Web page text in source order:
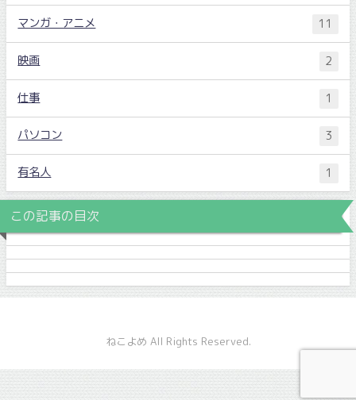
マンガ・アニメ 11
映画 2
仕事 1
パソコン 3
有名人 1
この記事の目次
ねこよめ All Rights Reserved.